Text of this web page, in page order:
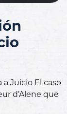
Juicio El caso
d’Alene que